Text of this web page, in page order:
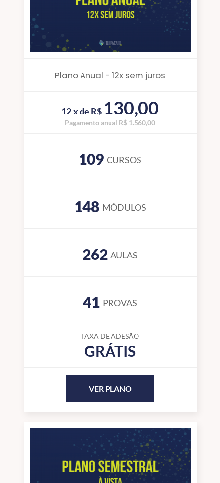
Plano Anual - 12x sem juros
12 x de R$ 130,00
Pagamento anual R$ 1.560,00
109 CURSOS
148 MÓDULOS
262 AULAS
41 PROVAS
TAXA DE ADESÃO
GRÁTIS
VER PLANO